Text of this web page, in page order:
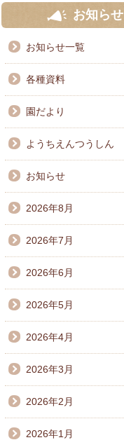
お知らせ
お知らせ一覧
各種資料
園だより
ようちえんつうしん
お知らせ
2026年8月
2026年7月
2026年6月
2026年5月
2026年4月
2026年3月
2026年2月
2026年1月